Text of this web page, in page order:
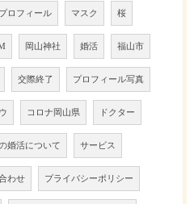
プロフィール マスク 桜
岡山神社 婚活 福山市
交際終了 プロフィール写真
コロナ岡山県 ドクター
婚活について サービス
わせ プライバシーポリシー